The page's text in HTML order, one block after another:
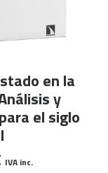
en la
y
el siglo
IVA inc.